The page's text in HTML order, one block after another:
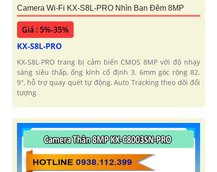
Camera Wi-Fi KX-S8L-PRO Nhìn Ban Đêm 8MP
Giá : 5%-35%
KX-S8L-PRO
KX-S8L-PRO trang bị cảm biến CMOS 8MP với độ nhạy
sáng siêu thấp, ống kính cố định 3. 6mm góc rộng 82.
9°, hỗ trợ quay quét tự động, Auto Tracking theo dõi đối
tượng